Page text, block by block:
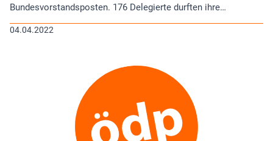
Bundesvorstandsposten. 176 Delegierte durften ihre…
04.04.2022